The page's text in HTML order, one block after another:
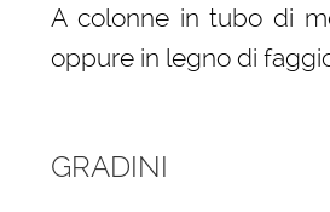
A colonne in tubo di
oppure in legno di
GRADINI